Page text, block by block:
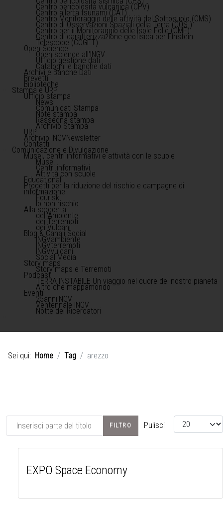
Centro pericolosità vulcanica (CPV)
Centro allerta tsunami (CAT)
Centro Monitoraggio delle attività del Sottosuolo (CMS)
Centro di Osservazioni Spaziali della Terra (COS )
Centro per il Monitoraggio delle Isole Eolie (CME)
Centro di caratterizzazione geofisica per Einstein
Telescope (CCGET)
Open Science
Open science all'INGV
Ufficio gestione dati
Cataloghi e banche dati
Archivi e Banche Dati
Brevetti
Biblioteche
Stampa e URP
Ufficio stampa
News
Comunicati Stampa
Note stampa
Rassegna stampa
Archivio Stampa
URP
Archivio INGVNewsletter
Contatti
Comunicazione e Divulgazione
Musei, centri informativi e attività con le scuole
Musei
Centri informativi
Attività con scuole
Educational
Progetti per la riduzione del rischio e campagne di
informazione
Edurisk
Io non rischio
Alla scoperta
dell'Ambiente
dei Terremoti
dei Vulcani
Blog & Canali Social
INGVambiente
INGVterremoti
INGVvulcani
Social Media
Story maps
Story maps e Terremoti
Podcast
TERRA INSTABILE Un viaggio nel cuore del nostro pianeta
Altro che mappamondo
Eventi
25anniINGV
Ventennale INGV
Notte dei Ricercatori
Sei qui: Home Tag arezzo
Inserisci parte del titolo FILTRO Pulisci Visualizza #
EXPO Space Economy